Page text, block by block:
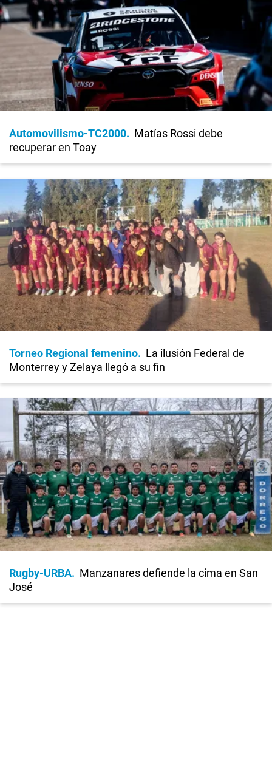
Automovilismo-TC2000
Matías Rossi debe
recuperar en Toay
Torneo Regional femenino
La ilusión Federal de
Monterrey y Zelaya llegó a su fin
Rugby-URBA
Manzanares defiende la cima en San
José